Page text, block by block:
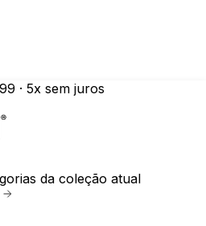
· 5x sem juros
da coleção atual